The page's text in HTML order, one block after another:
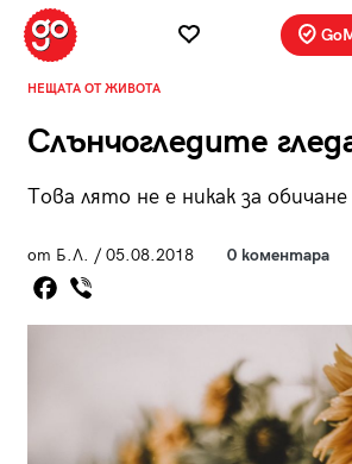
НЕЩАТА ОТ ЖИВОТА
Слънчогледите
Това лято не е никак за обичане
от Б.Л. / 05.08.2018 0 коментара